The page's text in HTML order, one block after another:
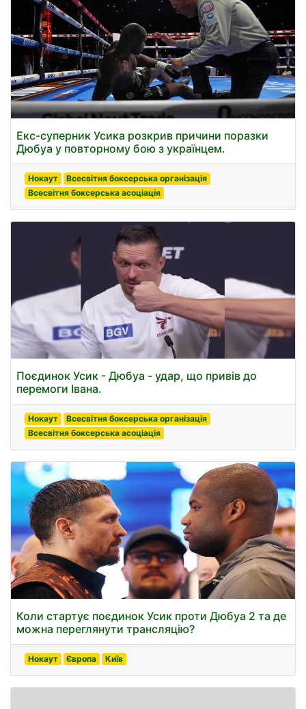
Екс-суперник Усика розкрив причини поразки
Дюбуа у повторному бою з українцем.
Нокаут
Всесвітня боксерська організація
Всесвітня боксерська асоціація
Поєдинок Усик - Дюбуа - удар, що привів до
перемоги Івана.
Нокаут
Всесвітня боксерська організація
Всесвітня боксерська асоціація
Коли стартує поєдинок Усик проти Дюбуа 2 та де
можна переглянути трансляцію?
Нокаут Європа Київ